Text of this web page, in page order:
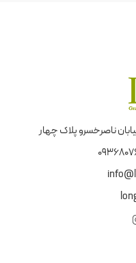
ناصرخسرو پلاک چهار